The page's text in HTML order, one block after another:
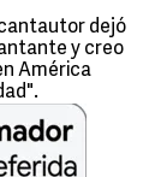
dejó
y creo
América